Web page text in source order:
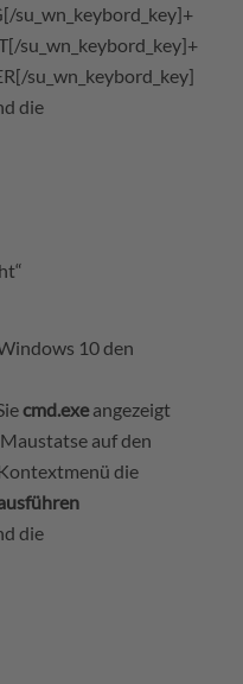
su_wn_keybord_key]+
su_wn_keybord_key]+
su_wn_keybord_key]
die
10 den
cmd.exeangezeigt
auf den
die
die